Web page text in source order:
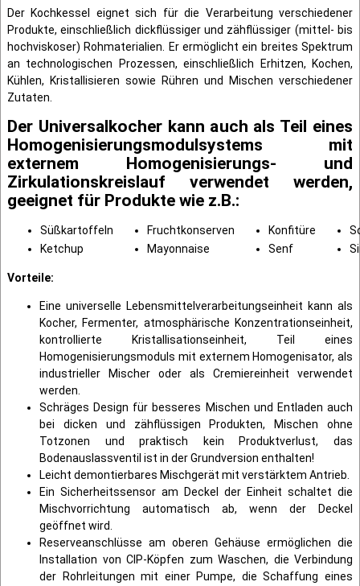
Der Kochkessel eignet sich für die Verarbeitung verschiedener
Produkte, einschließlich dickflüssiger und zähflüssiger (mittel- bis
hochviskoser) Rohmaterialien. Er ermöglicht ein breites Spektrum
an technologischen Prozessen, einschließlich Erhitzen, Kochen,
Kühlen, Kristallisieren sowie Rühren und Mischen verschiedener
Zutaten.
Der Universalkocher kann auch als Teil eines
Homogenisierungsmodulsystems mit
externem Homogenisierungs- und
Zirkulationskreislauf verwendet werden,
geeignet für Produkte wie z.B.:
Süßkartoffeln Fruchtkonserven Konfitüre
Ketchup
Mayonnaise Senf
Vorteile:
Eine universelle Lebensmittelverarbeitungseinheit kann als
Kocher, Fermenter, atmosphärische Konzentrationseinheit,
kontrollierte Kristallisationseinheit, Teil eines
Homogenisierungsmoduls mit externem Homogenisator, als
industrieller Mischer oder als Cremiereinheit verwendet
werden.
Schräges Design für besseres Mischen und Entladen auch
bei dicken und zähflüssigen Produkten, Mischen ohne
Totzonen und praktisch kein Produktverlust, das
Bodenauslassventil ist in der Grundversion enthalten!
Leicht demontierbares Mischgerät mit verstärktem Antrieb.
Ein Sicherheitssensor am Deckel der Einheit schaltet die
Mischvorrichtung automatisch ab, wenn der Deckel
geöffnet wird.
Reserveanschlüsse am oberen Gehäuse ermöglichen die
Installation von CIP-Köpfen zum Waschen, die Verbindung
der Rohrleitungen mit einer Pumpe, die Schaffung eines